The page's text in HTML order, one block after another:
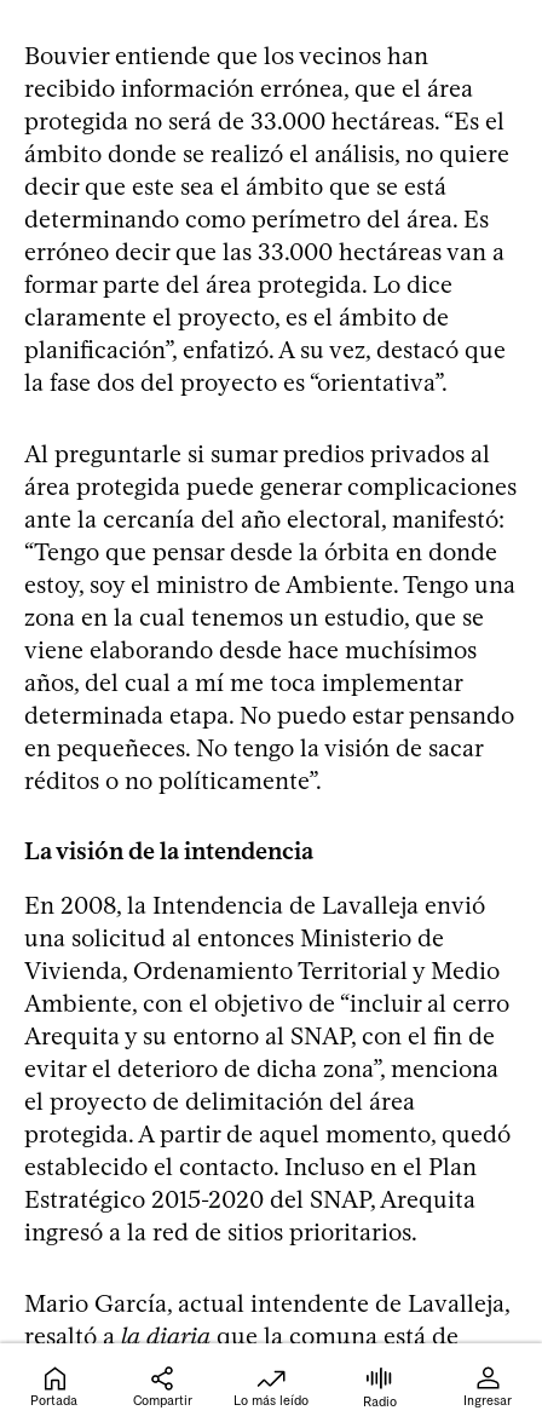
Bouvier entiende que los vecinos han
recibido información errónea, que el área
protegida no será de 33.000 hectáreas. “Es el
ámbito donde se realizó el análisis, no quiere
decir que este sea el ámbito que se está
determinando como perímetro del área. Es
erróneo decir que las 33.000 hectáreas van a
formar parte del área protegida. Lo dice
claramente el proyecto, es el ámbito de
planificación”, enfatizó. A su vez, destacó que
la fase dos del proyecto es “orientativa”.
Al preguntarle si sumar predios privados al
área protegida puede generar complicaciones
ante la cercanía del año electoral, manifestó:
“Tengo que pensar desde la órbita en donde
estoy, soy el ministro de Ambiente. Tengo una
zona en la cual tenemos un estudio, que se
viene elaborando desde hace muchísimos
años, del cual a mí me toca implementar
determinada etapa. No puedo estar pensando
en pequeñeces. No tengo la visión de sacar
réditos o no políticamente”.
La visión de la intendencia
En 2008, la Intendencia de Lavalleja envió
una solicitud al entonces Ministerio de
Vivienda, Ordenamiento Territorial y Medio
Ambiente, con el objetivo de “incluir al cerro
Arequita y su entorno al SNAP, con el fin de
evitar el deterioro de dicha zona”, menciona
el proyecto de delimitación del área
protegida. A partir de aquel momento, quedó
establecido el contacto. Incluso en el Plan
Estratégico 2015-2020 del SNAP, Arequita
ingresó a la red de sitios prioritarios.
Mario García, actual intendente de Lavalleja,
resaltó ala diariaque la comuna está de
acuerdo con la “inclusión de los padrones
públicos al SNAP” y que quieren que “esta
Portada Compartir Lo más leído Radio Ingresar